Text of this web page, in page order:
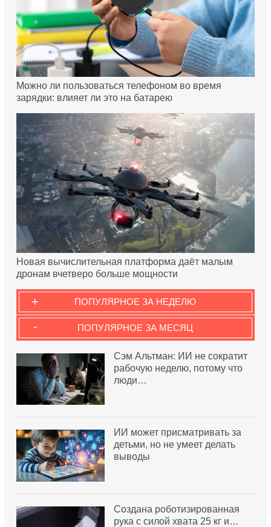
Можно ли пользоваться телефоном во время
зарядки: влияет ли это на батарею
Новая вычислительная платформа даёт малым
дронам вчетверо больше мощности
ПОПУЛЯРНОЕ ЗА НЕДЕЛЮ
+
ПОПУЛЯРНОЕ ЗА МЕСЯЦ
-
Сэм Альтман: ИИ не сократит
рабочую неделю, потому что
люди…
ИИ может присматривать за
детьми, но не умеет делать
выводы
Создана роботизированная
рука с силой хвата 25 кг и…